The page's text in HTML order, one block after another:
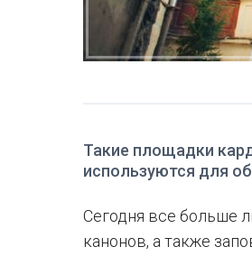
Такие площадки
используются для
Сегодня все больше
канонов, а также